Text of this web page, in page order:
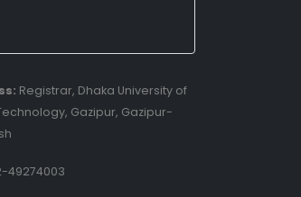
Registrar, Dhaka University of
Gazipur, Gazipur-
49274003